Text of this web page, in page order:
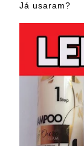
Já usaram?